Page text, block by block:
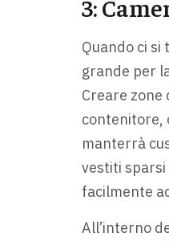
3:
Quando ci si
grande per
Creare zone
contenitore,
manterrà
vestiti sparsi
facilmente
All’interno